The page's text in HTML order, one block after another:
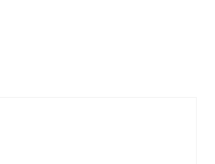
металлов, древесины,
поверхности значительно